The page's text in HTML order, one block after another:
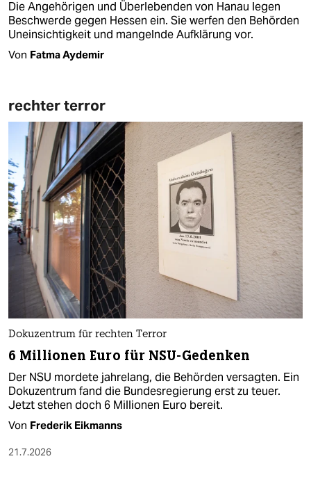
Die Angehörigen und Überlebenden von Hanau legen
Beschwerde gegen Hessen ein. Sie werfen den Behörden
Uneinsichtigkeit und mangelnde Aufklärung vor.
Von Fatma Aydemir
rechter terror
Dokuzentrum für rechten Terror
6 Millionen Euro für NSU-Gedenken
Der NSU mordete jahrelang, die Behörden versagten. Ein
Dokuzentrum fand die Bundesregierung erst zu teuer.
Jetzt stehen doch 6 Millionen Euro bereit.
Von Frederik Eikmanns
21.7.2026